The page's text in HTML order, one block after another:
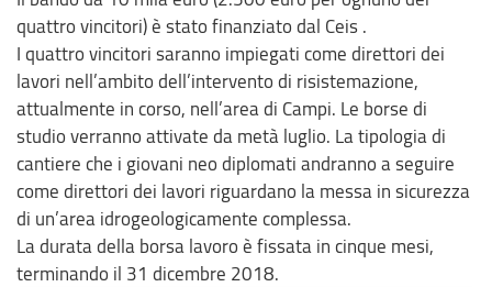
quattro vincitori) è stato finanziato dal Ceis .
I quattro vincitori saranno impiegati come direttori dei
lavori nell’ambito dell’intervento di risistemazione,
attualmente in corso, nell’area di Campi. Le borse di
studio verranno attivate da metà luglio. La tipologia di
cantiere che i giovani neo diplomati andranno a seguire
come direttori dei lavori riguardano la messa in sicurezza
di un’area idrogeologicamente complessa.
La durata della borsa lavoro è fissata in cinque mesi,
terminando il 31 dicembre 2018.